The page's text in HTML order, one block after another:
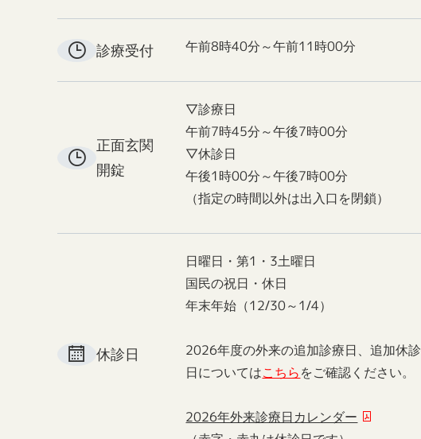
診療受付 午前8時40分～午前11時00分
正面玄関
開錠
▽診療日
午前7時45分～午後7時00分
▽休診日
午後1時00分～午後7時00分
（指定の時間以外は出入口を閉鎖）
休診日
日曜日・第1・3土曜日
国民の祝日・休日
年末年始（12/30～1/4）
2026年度の外来の追加診療日、追加休診
日についてはこちらをご確認ください。
2026年外来診療日カレンダー